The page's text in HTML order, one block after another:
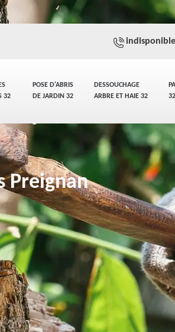
32
POSE D'ABRIS
DE JARDIN 32
DESSOUCHAGE
ARBRE ET HAIE 32
32
indisponible
Preignan